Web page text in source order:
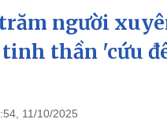
sự
Xã hội
Tin 24h
Dự báo
người
thần 'cứu
11/10/2025